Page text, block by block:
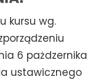
kursu wg.
6 pażdzernika
ustawicznego